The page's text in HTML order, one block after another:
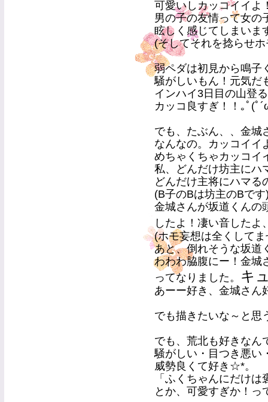
可愛いしカッコイイよ
男の子の友情って女の
眩しく感じてしまい
(そしてそれを捻らせ
弱ペダは初見から鳴子
騒がしいもん！元気だ
インハイ3日目の山登
カッコ良すぎ！！｡ﾟ(ﾟ
でも、たぶん、、金城
なんなの。カッコイイ
めちゃくちゃカッコイ
私、どんだけ坊主に
どんだけ主将にハマる
(B子のBは坊主のBです
金城さんが坂道くんの
したよ！凄い音したよ
(ホモ妄想は全くして
あと、倒れそうな坂道
わわわ脇腹にー！金城
ってなりました。 キ
あーー好き、金城さ
でも描きたいな～と思
でも、荒北も好きなん
騒がしい・目つき悪
威勢良くて好き☆*。
「ふくちゃんにだけ
とか、可愛すぎか！っ